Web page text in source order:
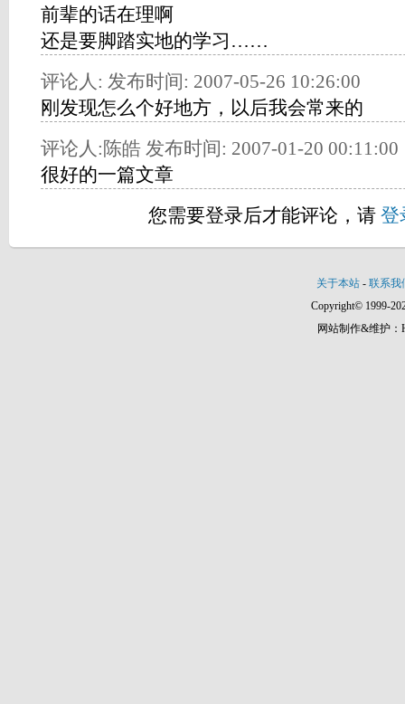
前辈的话在理啊
还是要脚踏实地的学习……
评论人: 发布时间: 2007-05-26 10:26:00
刚发现怎么个好地方，以后我会常来的
评论人:陈皓 发布时间: 2007-01-20 00:11:00
很好的一篇文章
您需要登录后才能评论，请 登
关于本站 - 联系我
Copyright© 1999-
网站制作&维护